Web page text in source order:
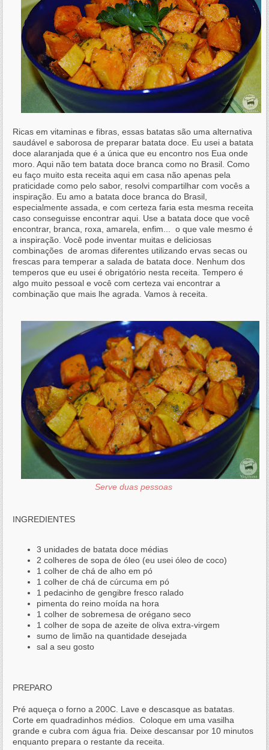
Ricas em vitaminas e fibras, essas batatas são uma alternativa
saudável e saborosa de preparar batata doce. Eu usei a batata
doce alaranjada que é a única que eu encontro nos Eua onde
moro. Aqui não tem batata doce branca como no Brasil. Como
eu faço muito esta receita aqui em casa não apenas pela
praticidade como pelo sabor, resolvi compartilhar com vocês a
inspiração. Eu amo a batata doce branca do Brasil,
especialmente assada, e com certeza faria esta mesma receita
caso conseguisse encontrar aqui. Use a batata doce que você
encontrar, branca, roxa, amarela, enfim... o que vale mesmo é
a inspiração. Você pode inventar muitas e deliciosas
combinações de aromas diferentes utilizando ervas secas ou
frescas para temperar a salada de batata doce.
Nenhum dos
temperos que eu usei é obrigatório nesta receita. Tempero é
algo muito pessoal e você com certeza vai encontrar a
combinação que mais lhe agrada. Vamos à receita.
Serve duas pessoas
INGREDIENTES
3 unidades de batata doce médias
2 colheres de sopa de óleo (eu usei óleo de coco)
1 colher de chá de alho em pó
1 colher de chá de cúrcuma em pó
1 pedacinho de gengibre fresco ralado
pimenta do reino moída na hora
1 colher de sobremesa de orégano seco
1 colher de sopa de azeite de oliva extra-virgem
sumo de limão na quantidade desejada
sal a seu gosto
PREPARO
Pré aqueça o forno a 200C. Lave e descasque as batatas.
Corte em quadradinhos médios. Coloque em uma vasilha
grande e cubra com água fria. Deixe descansar por 10 minutos
enquanto prepara o restante da receita.